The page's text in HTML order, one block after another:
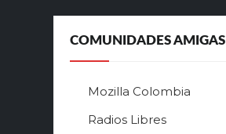
л
ь
й
а
COMUNIDADES AMIGAS
Mozilla Colombia
Radios Libres